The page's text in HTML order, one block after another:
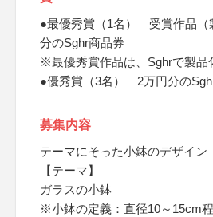
●最優秀賞（1名） 受賞作品（
分のSghr商品券
※最優秀賞作品は、Sghrで製品
●優秀賞（3名） 2万円分の
募集内容
テーマにそった小鉢のデザイン
【テーマ】
ガラスの小鉢
※小鉢の定義：直径10～15cm